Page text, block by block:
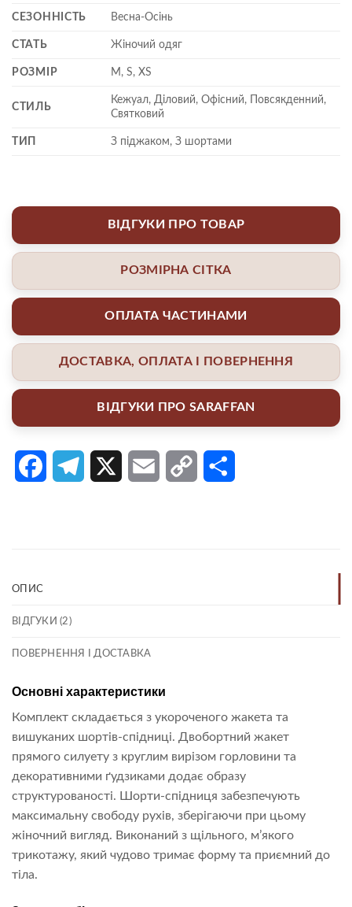
СЕЗОННІСТЬ Весна-Осінь
СТАТЬ Жіночий одяг
РОЗМІР M, S, XS
СТИЛЬ
Кежуал, Діловий, Офісний, Повсякденний,
Святковий
ТИП З піджаком, З шортами
ВІДГУКИ ПРО ТОВАР
РОЗМІРНА СІТКА
ОПЛАТА ЧАСТИНАМИ
ДОСТАВКА, ОПЛАТА І ПОВЕРНЕННЯ
ВІДГУКИ ПРО SARAFFAN
FacebookTelegram Email Copy
ОПИС
ВІДГУКИ (2)
ПОВЕРНЕННЯ І ДОСТАВКА
Основні характеристики
Комплект складається з укороченого жакета та
вишуканих шортів-спідниці. Двобортний жакет
прямого силуету з круглим вирізом горловини та
декоративними ґудзиками додає образу
структурованості. Шорти-спідниця забезпечують
максимальну свободу рухів, зберігаючи при цьому
жіночний вигляд. Виконаний з щільного, м’якого
трикотажу, який чудово тримає форму та приємний до
тіла.